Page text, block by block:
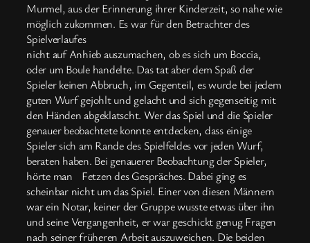
Murmel, aus der Erinnerung ihrer Kinderzeit, so nahe wie
möglich zukommen. Es war für den Betrachter des
Spielverlaufes
nicht auf Anhieb auszumachen, ob es sich um Boccia,
oder um Boule handelte. Das tat aber dem Spaß der
Spieler keinen Abbruch, im Gegenteil, es wurde bei jedem
guten Wurf gejohlt und gelacht und sich gegenseitig mit
den Händen abgeklatscht. Wer das Spiel und die Spieler
genauer beobachtete konnte entdecken, dass einige
Spieler sich am Rande des Spielfeldes vor jeden Wurf,
beraten haben. Bei genauerer Beobachtung der Spieler,
hörte man Fetzen des Gespräches. Dabei ging es
scheinbar nicht um das Spiel. Einer von diesen Männern
war ein Notar, keiner der Gruppe wusste etwas über ihn
und seine Vergangenheit, er war geschickt genug Fragen
nach seiner früheren Arbeit auszuweichen. Die beiden